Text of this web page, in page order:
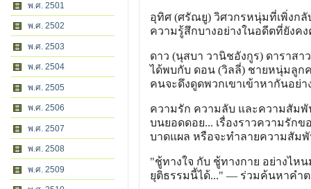
พ.ศ. 2501
พ.ศ. 2502
พ.ศ. 2503
พ.ศ. 2504
พ.ศ. 2505
พ.ศ. 2506
พ.ศ. 2507
พ.ศ. 2508
พ.ศ. 2509
อุทิศ (ศรัณยู) วิศวกรหนุ่มที่เพิ่งกลั
ความรู้สึกบางอย่างในอดีตที่ยัง
ดาว (นุสบา วานิชอังกูร) ดาราส
ได้พบกับ ดอน (วิลลี่) ชายหนุ่มลูก
คนจะดึงดูดพวกเขาเข้าหากันอย่า
ความรัก ความลับ และความสัม
บนยอดดอย... เรื่องราวความรักข
บาดแผล หรือจะทำลายความสัม
"ชู้ทางใจ กับ ชู้ทางกาย อย่างไห
ยุติธรรมนี้ได้..." — ร่วมค้นหาคำ